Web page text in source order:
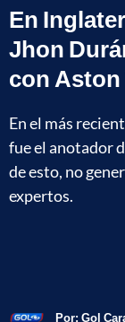
En
Jhon
con
En el más
fue el anotador
de esto, no
expertos.
Por: Gol